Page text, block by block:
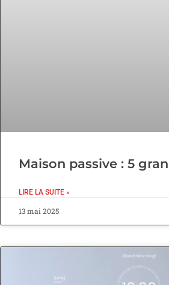
Maison passive : 5
LIRE LA SUITE »
13 mai 2025